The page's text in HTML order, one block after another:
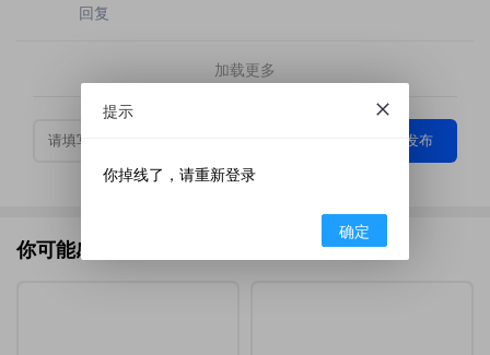
回复
加载更多
发布
你可能感兴趣的
提示
你掉线了，请重新登录
确定